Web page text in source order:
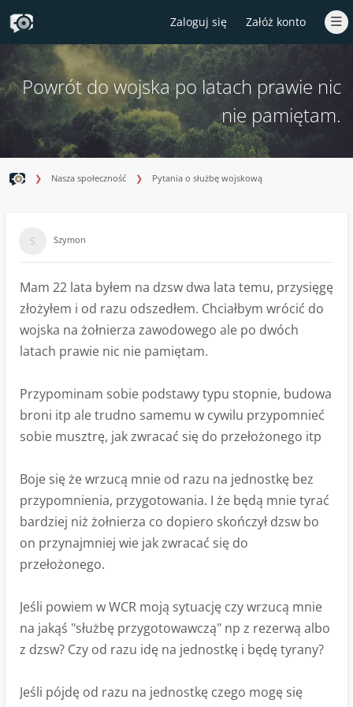
Zaloguj się Załóż konto
Powrót do wojska po latach prawie nic
nie pamiętam.
Nasza społeczność Pytania o służbę wojskową
Szymon
Mam 22 lata byłem na dzsw dwa lata temu, przysięgę
złożyłem i od razu odszedłem. Chciałbym wrócić do
wojska na żołnierza zawodowego ale po dwóch
latach prawie nic nie pamiętam.
Przypominam sobie podstawy typu stopnie, budowa
broni itp ale trudno samemu w cywilu przypomnieć
sobie musztrę, jak zwracać się do przełożonego itp
Boje się że wrzucą mnie od razu na jednostkę bez
przypomnienia, przygotowania. I że będą mnie tyrać
bardziej niż żołnierza co dopiero skończył dzsw bo
on przynajmniej wie jak zwracać się do
przełożonego.
Jeśli powiem w WCR moją sytuację czy wrzucą mnie
na jakąś "służbę przygotowawczą" np z rezerwą albo
z dzsw? Czy od razu idę na jednostkę i będę tyrany?
Jeśli pójdę od razu na jednostkę czego mogę się